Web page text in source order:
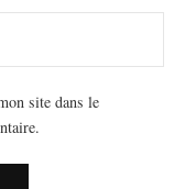
site dans le